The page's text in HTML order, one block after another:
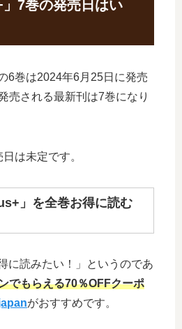
7巻の発売日はい
6巻は2024年6月25日に発売
売される最新刊は7巻になり
は未定です。
」を全巻お得に読む
に読みたい！」というのであ
でもらえる70％OFFクーポ
がおすすめです。